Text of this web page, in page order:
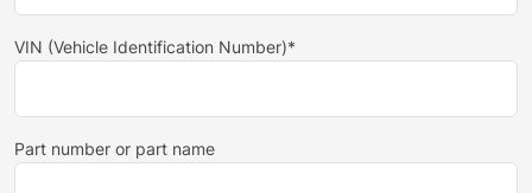
VIN (Vehicle Identification Number)*
Part number or part name